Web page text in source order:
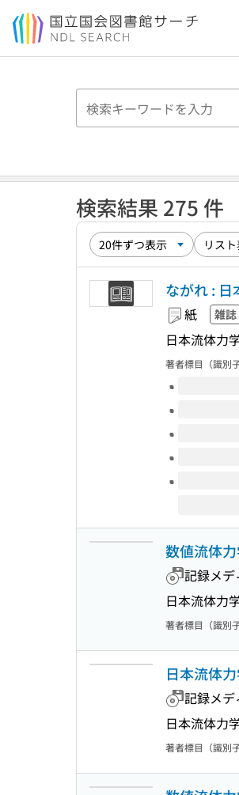
本文へ移動
検索結果 275 件
ながれ :
紙 雑誌
日本流体力
著者標目（識別子
このタイトルの巻
数値流体
記録メデ
日本流体力
著者標目（識別子
日本流体
記録メデ
日本流体力
著者標目（識別子